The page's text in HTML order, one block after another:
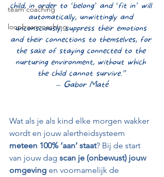
team coaching
loopbaancoaching
child, in order to ‘belong’ and ‘fit in’ will
automatically, unwittingly and
unconsciously, suppress their emotions
and their connections to themselves, for
the sake of staying connected to the
nurturing environment, without which
the child cannot survive.”
– Gabor Maté
Wat als je als kind elke morgen wakker
wordt en jouw alertheidsysteem
meteen 100% ‘aan’ staat? Bij de start
van jouw dag scan je (onbewust) jouw
omgeving en voornamelijk de